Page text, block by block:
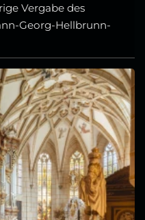
Vergabe des
Georg-Hellbrunn-